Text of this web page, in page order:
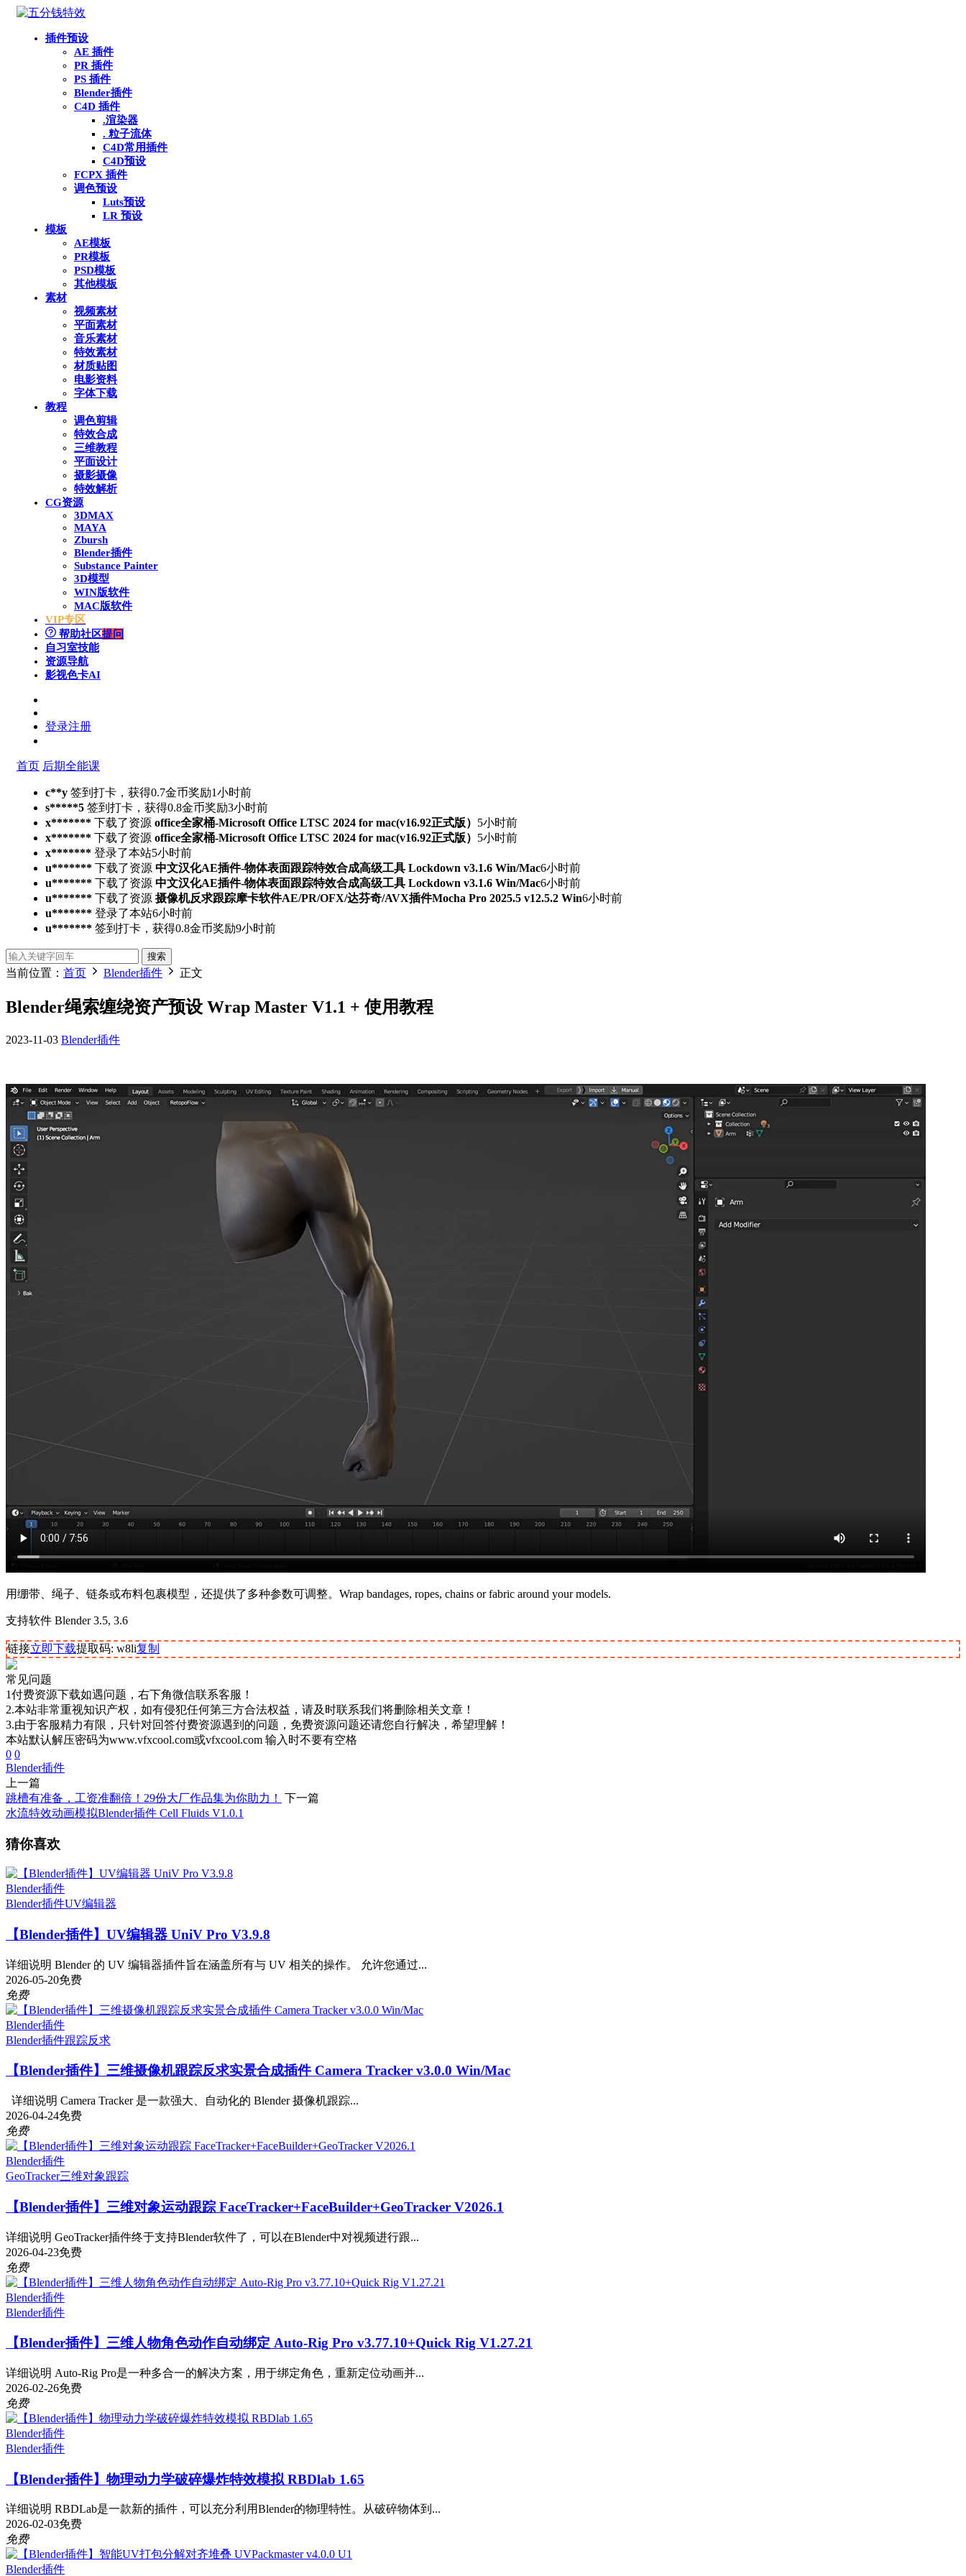
插件预设
AE 插件
PR 插件
PS 插件
Blender插件
C4D 插件
.渲染器
. 粒子流体
C4D常用插件
C4D预设
FCPX 插件
调色预设
Luts预设
LR 预设
模板
AE模板
PR模板
PSD模板
其他模板
素材
视频素材
平面素材
音乐素材
特效素材
材质贴图
电影资料
字体下载
教程
调色剪辑
特效合成
三维教程
平面设计
摄影摄像
特效解析
CG资源
3DMAX
MAYA
Zbursh
Blender插件
Substance Painter
3D模型
WIN版软件
MAC版软件
VIP专区
帮助社区提问
自习室技能
资源导航
影视色卡AI
登录注册
首页 后期全能课
c**y 签到打卡，获得0.7金币奖励1小时前
s*****5 签到打卡，获得0.8金币奖励3小时前
x******* 下载了资源 office全家桶-Microsoft Office LTSC 2024 for mac(v16.92正式版） 5小时前
x******* 下载了资源 office全家桶-Microsoft Office LTSC 2024 for mac(v16.92正式版） 5小时前
x******* 登录了本站5小时前
u******* 下载了资源 中文汉化AE插件-物体表面跟踪特效合成高级工具 Lockdown v3.1.6 Win/Mac6小时前
u******* 下载了资源 中文汉化AE插件-物体表面跟踪特效合成高级工具 Lockdown v3.1.6 Win/Mac6小时前
u******* 下载了资源 摄像机反求跟踪摩卡软件AE/PR/OFX/达芬奇/AVX插件Mocha Pro 2025.5 v12.5.2 Win6小时前
u******* 登录了本站6小时前
u******* 签到打卡，获得0.8金币奖励9小时前
搜索
当前位置： 首页 Blender插件 正文
Blender绳索缠绕资产预设 Wrap Master V1.1 + 使用教程
2023-11-03 Blender插件
用绷带、绳子、链条或布料包裹模型，还提供了多种参数可调整。Wrap bandages, ropes, chains or fabric around your models.
支持软件 Blender 3.5, 3.6
链接立即下载提取码: w8li复制
常见问题
1付费资源下载如遇问题，右下角微信联系客服！
2.本站非常重视知识产权，如有侵犯任何第三方合法权益，请及时联系我们将删除相关文章！
3.由于客服精力有限，只针对回答付费资源遇到的问题，免费资源问题还请您自行解决，希望理解！
本站默认解压密码为www.vfxcool.com或vfxcool.com 输入时不要有空格
0 0
Blender插件
上一篇
跳槽有准备，工资准翻倍！29份大厂作品集为你助力！
下一篇
水流特效动画模拟Blender插件 Cell Fluids V1.0.1
猜你喜欢
Blender插件
Blender插件UV编辑器
【Blender插件】UV编辑器 UniV Pro V3.9.8
详细说明 Blender 的 UV 编辑器插件旨在涵盖所有与 UV 相关的操作。 允许您通过...
2026-05-20免费
免费
Blender插件
Blender插件跟踪反求
【Blender插件】三维摄像机跟踪反求实景合成插件 Camera Tracker v3.0.0 Win/Mac
详细说明 Camera Tracker 是一款强大、自动化的 Blender 摄像机跟踪...
2026-04-24免费
免费
Blender插件
GeoTracker三维对象跟踪
【Blender插件】三维对象运动跟踪 FaceTracker+FaceBuilder+GeoTracker V2026.1
详细说明 GeoTracker插件终于支持Blender软件了，可以在Blender中对视频进行跟...
2026-04-23免费
免费
Blender插件
Blender插件
【Blender插件】三维人物角色动作自动绑定 Auto-Rig Pro v3.77.10+Quick Rig V1.27.21
详细说明 Auto-Rig Pro是一种多合一的解决方案，用于绑定角色，重新定位动画并...
2026-02-26免费
免费
Blender插件
Blender插件
【Blender插件】物理动力学破碎爆炸特效模拟 RBDlab 1.65
详细说明 RBDLab是一款新的插件，可以充分利用Blender的物理特性。从破碎物体到...
2026-02-03免费
免费
Blender插件